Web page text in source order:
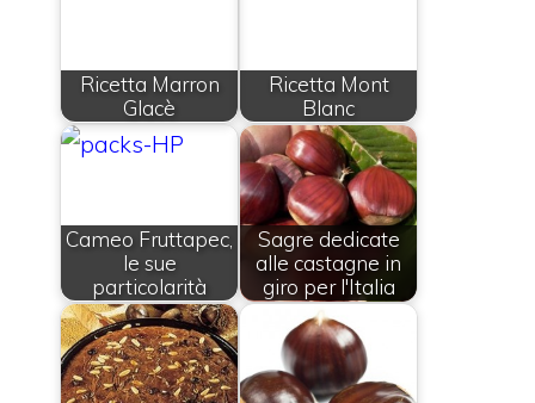
Ricetta Marron
Glacè
Ricetta Mont
Blanc
Cameo Fruttapec,
le sue
particolarità
Sagre dedicate
alle castagne in
giro per l'Italia